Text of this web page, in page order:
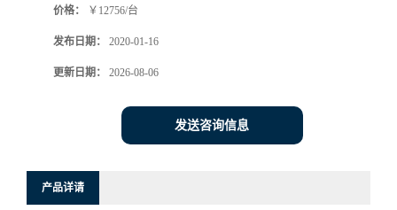
价格： ￥12756/台
发布日期： 2020-01-16
更新日期： 2026-08-06
发送咨询信息
产品详请